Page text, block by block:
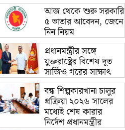
আজ থেকে শুরু সরকারি
৫ ভাতার আবেদন, জেনে
নিন নিয়ম
প্রধানমন্ত্রীর সঙ্গে
যুক্তরাষ্ট্রের বিশেষ দূত
সার্জিও গরের সাক্ষাৎ
বন্ধ শিল্পকারখানা চালুর
প্রক্রিয়া ২০২৬ সালের
মধ্যেই শেষ কারার
নির্দেশ প্রধানমন্ত্রীর